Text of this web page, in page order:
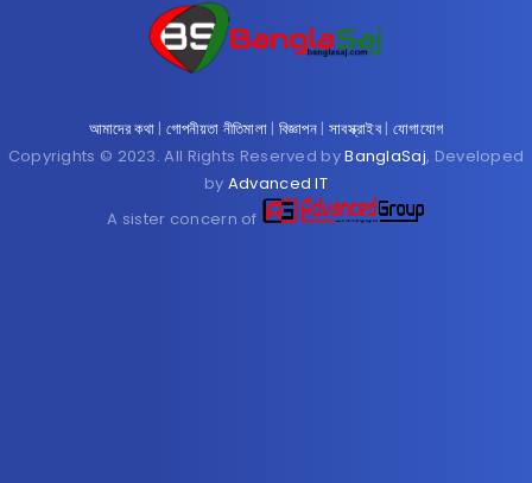
আমাদের কথা| গোপনীয়তা নীতিমালা| বিজ্ঞাপন | সাবস্ক্রাইব | যোগাযোগ
Copyrights © 2023. All Rights Reserved byBanglaSaj, Developed
by Advanced IT
A sister concern of